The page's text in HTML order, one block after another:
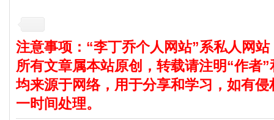
注意事项：“李丁乔个人网站”系私人网
所有文章属本站原创，转载请注明“作者
均来源于网络，用于分享和学习，如有
一时间处理。